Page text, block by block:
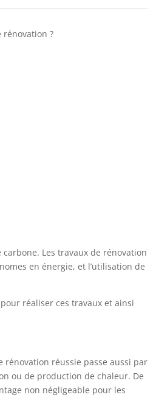
?
Les travaux de rénovation
en énergie, et l’utilisation de
réaliser ces travaux et ainsi
réussie passe aussi par
ou de production de chaleur. De
non négligeable pour les